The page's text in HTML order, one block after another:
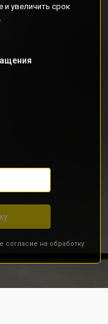
увеличить срок
согласие на обработку